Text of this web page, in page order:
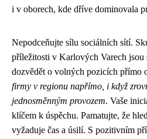
i v oborech, kde dříve dominovala
Nepodceňujte sílu sociálních sítí.
příležitosti v Karlových Varech jsou
dozvědět o volných pozicích přímo
firmy v regionu napřímo, i když
jednosměnným provozem. Vaše
klíčem k úspěchu. Pamatujte, že
vyžaduje čas a úsilí. S pozitivním